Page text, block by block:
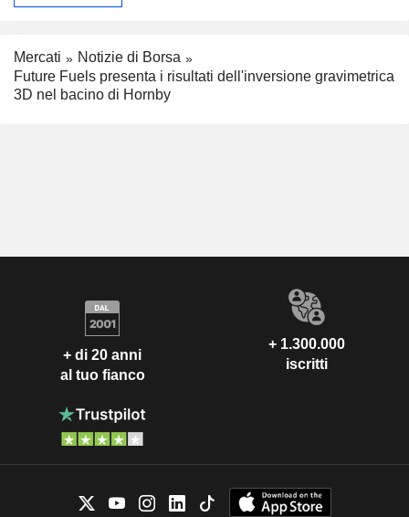
Mercati
Notizie di Borsa
Future Fuels presenta i risultati dell'inversione gravimetrica
3D nel bacino di Hornby
+ di 20 anni
al tuo fianco
+ 1.300.000
iscritti